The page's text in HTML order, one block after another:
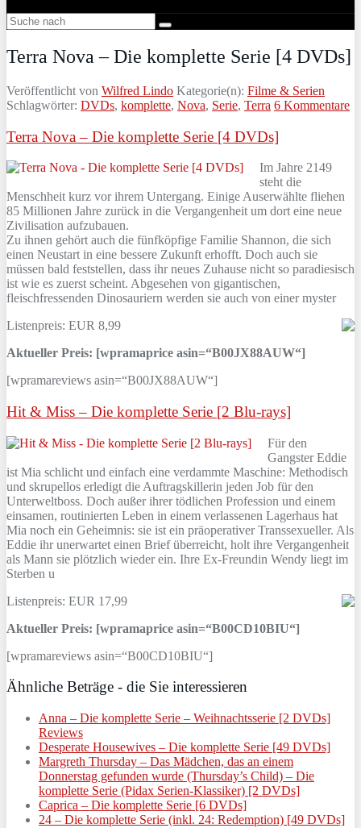
Terra Nova – Die komplette Serie [4 DVDs]
Veröffentlicht von Wilfred Lindo Kategorie(n): Filme & Serien
Schlagwörter: DVDs, komplette, Nova, Serie, Terra 6 Kommentare
Terra Nova – Die komplette Serie [4 DVDs]
Im Jahre 2149
steht die
Menschheit kurz vor ihrem Untergang. Einige Auserwählte fliehen
85 Millionen Jahre zurück in die Vergangenheit um dort eine neue
Zivilisation aufzubauen.
Zu ihnen gehört auch die fünfköpfige Familie Shannon, die sich
einen Neustart in eine bessere Zukunft erhofft. Doch auch sie
müssen bald feststellen, dass ihr neues Zuhause nicht so paradiesisch
ist wie es zuerst scheint. Abgesehen von gigantischen,
fleischfressenden Dinosauriern werden sie auch von einer myster
Listenpreis: EUR 8,99
Aktueller Preis: [wpramaprice asin=“B00JX88AUW“]
[wpramareviews asin=“B00JX88AUW“]
Hit & Miss – Die komplette Serie [2 Blu-rays]
Für den
Gangster Eddie
ist Mia schlicht und einfach eine verdammte Maschine: Methodisch
und skrupellos erledigt die Auftragskillerin jeden Job für den
Unterweltboss. Doch außer ihrer tödlichen Profession und einem
einsamen, routinierten Leben in einem verlassenen Lagerhaus hat
Mia noch ein Geheimnis: sie ist ein präoperativer Transsexueller. Als
Eddie ihr unerwartet einen Brief überreicht, holt ihre Vergangenheit
als Mann sie plötzlich wieder ein. Ihre Ex-Freundin Wendy liegt im
Sterben u
Listenpreis: EUR 17,99
Aktueller Preis: [wpramaprice asin=“B00CD10BIU“]
[wpramareviews asin=“B00CD10BIU“]
Ähnliche Beträge - die Sie interessieren
Anna – Die komplette Serie – Weihnachtsserie [2 DVDs]
Reviews
Desperate Housewives – Die komplette Serie [49 DVDs]
Margreth Thursday – Das Mädchen, das an einem
Donnerstag gefunden wurde (Thursday’s Child) – Die
komplette Serie (Pidax Serien-Klassiker) [2 DVDs]
Caprica – Die komplette Serie [6 DVDs]
24 – Die komplette Serie (inkl. 24: Redemption) [49 DVDs]